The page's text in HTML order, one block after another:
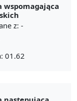
wspomagająca
z: -
01.62